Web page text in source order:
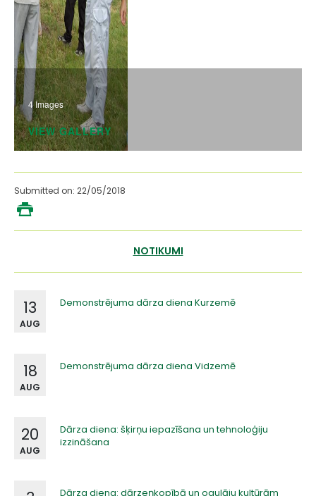
4 Images
VIEW GALLERY
Submitted on: 22/05/2018
NOTIKUMI
Demonstrējuma dārza diena Kurzemē
13
AUG
Demonstrējuma dārza diena Vidzemē
18
AUG
Dārza diena: šķirņu iepazīšana un tehnoloģiju
izzināšana
20
AUG
Dārza diena: dārzeņkopībā un ogulāju kultūrām